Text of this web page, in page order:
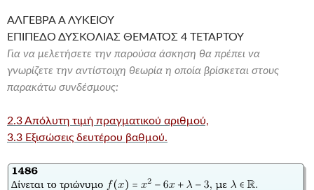
ΑΛΓΕΒΡΑ Α ΛΥΚΕΙΟΥ
ΕΠΙΠΕΔΟ ΔΥΣΚΟΛΙΑΣ ΘΕΜΑΤΟΣ 4 ΤΕΤΑΡΤΟΥ
Για να μελετήσετε την παρούσα άσκηση θα πρέπει να
γνωρίζετε την αντίστοιχη θεωρία η οποία βρίσκεται στους
παρακάτω συνδέσμους:
2.3 Απόλυτη τιμή πραγματικού αριθμού,
3.3 Εξισώσεις δευτέρου βαθμού.